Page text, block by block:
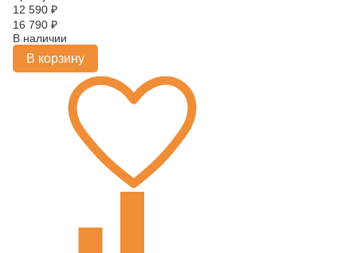
12 590 ₽
16 790 ₽
В наличии
В корзину